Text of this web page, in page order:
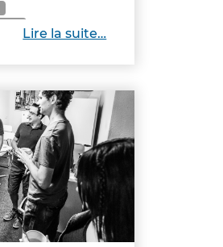
management
Lire la suite…